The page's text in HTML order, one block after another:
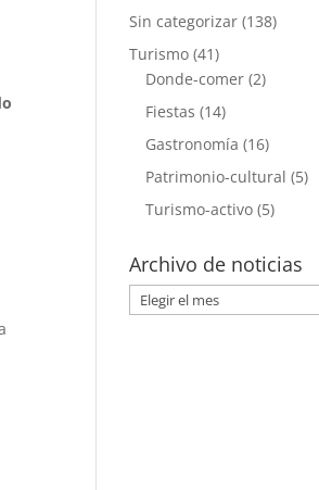
Sin categorizar (138)
Turismo (41)
Donde-comer (2)
Fiestas (14)
Gastronomía (16)
Patrimonio-cultural (5)
Turismo-activo (5)
Archivo de noticias
Archivo
de